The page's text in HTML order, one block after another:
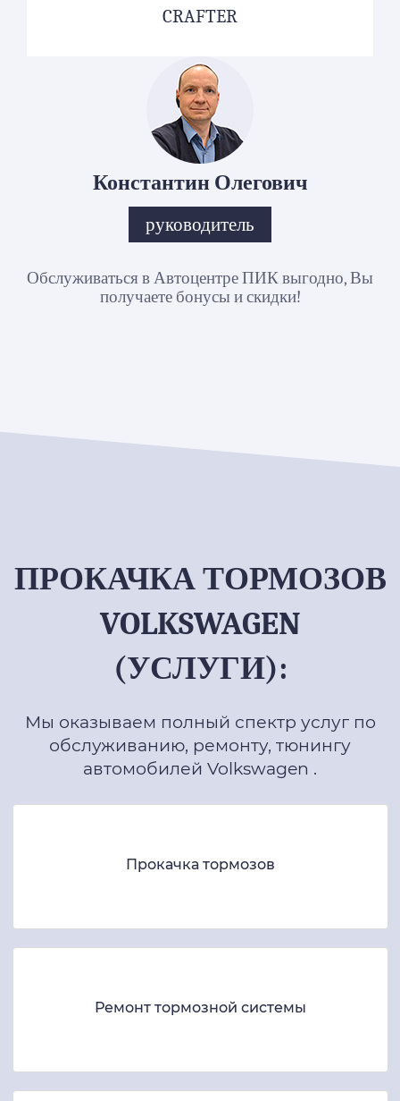
CRAFTER
Константин Олегович
руководитель
Обслуживаться в Автоцентре ПИК выгодно, Вы
получаете бонусы и скидки!
ПРОКАЧКА ТОРМОЗОВ
VOLKSWAGEN
(УСЛУГИ):
Мы оказываем полный спектр услуг по
обслуживанию, ремонту, тюнингу
автомобилей Volkswagen .
Прокачка тормозов
Ремонт тормозной системы